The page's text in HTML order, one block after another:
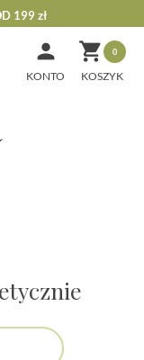
199 zł
 0

KONTO